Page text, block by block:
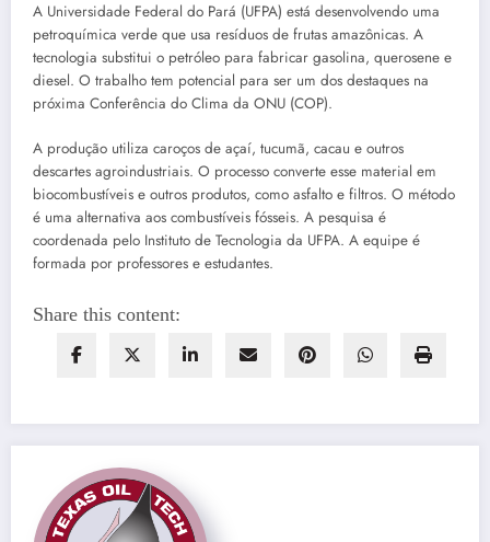
A Universidade Federal do Pará (UFPA) está desenvolvendo uma
petroquímica verde que usa resíduos de frutas amazônicas. A
tecnologia substitui o petróleo para fabricar gasolina, querosene e
diesel. O trabalho tem potencial para ser um dos destaques na
próxima Conferência do Clima da ONU (COP).
A produção utiliza caroços de açaí, tucumã, cacau e outros
descartes agroindustriais. O processo converte esse material em
biocombustíveis e outros produtos, como asfalto e filtros. O método
é uma alternativa aos combustíveis fósseis. A pesquisa é
coordenada pelo Instituto de Tecnologia da UFPA. A equipe é
formada por professores e estudantes.
Share this content: